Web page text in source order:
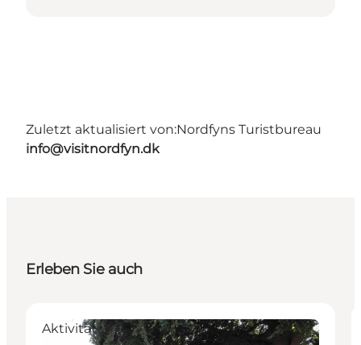
Zuletzt aktualisiert von:Nordfyns Turistbureau
info@visitnordfyn.dk
Erleben Sie auch
Aktivitäten